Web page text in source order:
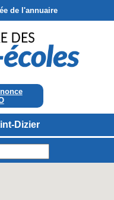
de l'annuaire
Dizier